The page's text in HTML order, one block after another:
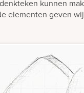
kunnen
elementen geven